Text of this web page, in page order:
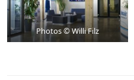
Photos © Willi Filz